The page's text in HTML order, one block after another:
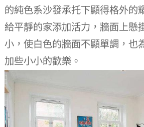
的純色系沙發承托下顯得格外的
給平靜的家添加活力，牆面上懸
小，使白色的牆面不顯單調，也
加些小小的歡樂。